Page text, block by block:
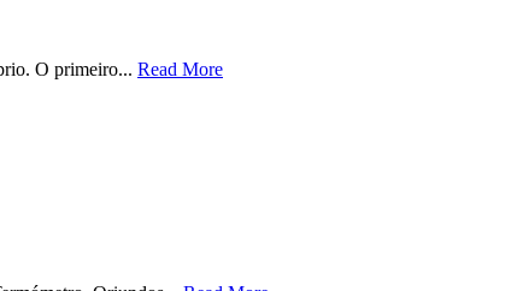
O primeiro... Read More